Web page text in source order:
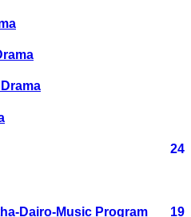
24
Dairo-Music Program 19